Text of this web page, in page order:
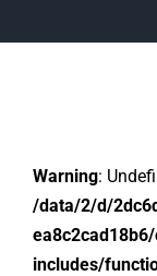
na
Warning:
/data/2/d/
includes/